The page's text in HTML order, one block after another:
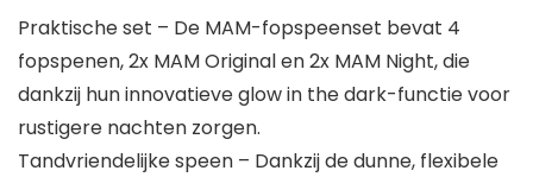
Praktische set – De MAM-fopspeenset bevat 4
fopspenen, 2x MAM Original en 2x MAM Night, die
dankzij hun innovatieve glow in the dark-functie voor
rustigere nachten zorgen.
Tandvriendelijke speen – Dankzij de dunne, flexibele